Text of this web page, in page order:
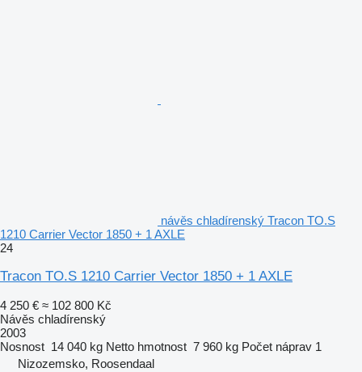
návěs chladírenský Tracon TO.S
1210 Carrier Vector 1850 + 1 AXLE
24
Tracon TO.S 1210 Carrier Vector 1850 + 1 AXLE
4 250 € ≈ 102 800 Kč
Návěs chladírenský
2003
Nosnost 14 040 kg Netto hmotnost 7 960 kg Počet náprav 1
Nizozemsko, Roosendaal